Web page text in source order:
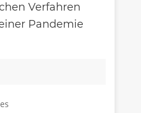
Verfahren
Pandemie